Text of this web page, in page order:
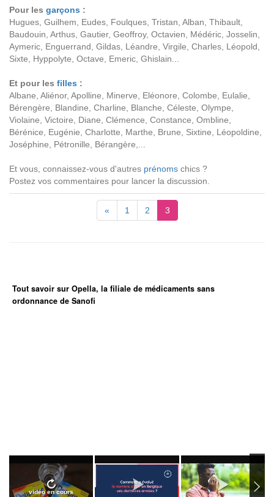
Pour les garçons :
Hugues, Guilhem, Eudes, Foulques, Tristan, Alban, Thibault,
Baudouin, Arthus, Gautier, Geoffroy, Octavien, Médéric, Josselin,
Aymeric, Enguerrand, Gildas, Léandre, Virgile, Charles, Léopold,
Sixte, Hyppolyte, Octave, Emeric, Ghislain...
Et pour les filles :
Albane, Aliénor, Apolline, Minerve, Eléonore, Colombe, Eulalie,
Bérengère, Blandine, Charline, Blanche, Céleste, Olympe,
Violaine, Victoire, Diane, Clémence, Constance, Ombline,
Bérénice, Eugénie, Charlotte, Marthe, Brune, Sixtine, Léopoldine,
Joséphine, Pétronille, Bérangère,...
Et vous, connaissez-vous d'autres prénoms chics ?
Postez vos commentaires pour lancer la discussion.
« 1 2 3
Tout savoir sur Opella, la filiale de médicaments sans
ordonnance de Sanofi
vidéo en cours